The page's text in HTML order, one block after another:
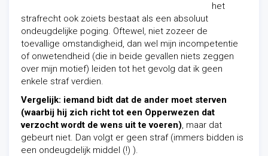
het
strafrecht ook zoiets bestaat als een absoluut
ondeugdelijke poging. Oftewel, niet zozeer de
toevallige omstandigheid, dan wel mijn incompetentie
of onwetendheid (die in beide gevallen niets zeggen
over mijn motief) leiden tot het gevolg dat ik geen
enkele straf verdien.
Vergelijk: iemand bidt dat de ander moet sterven
(waarbij hij zich richt tot een Opperwezen dat
verzocht wordt de wens uit te voeren), maar dat
gebeurt niet. Dan volgt er geen straf (immers bidden is
een ondeugdelijk middel (!) ).